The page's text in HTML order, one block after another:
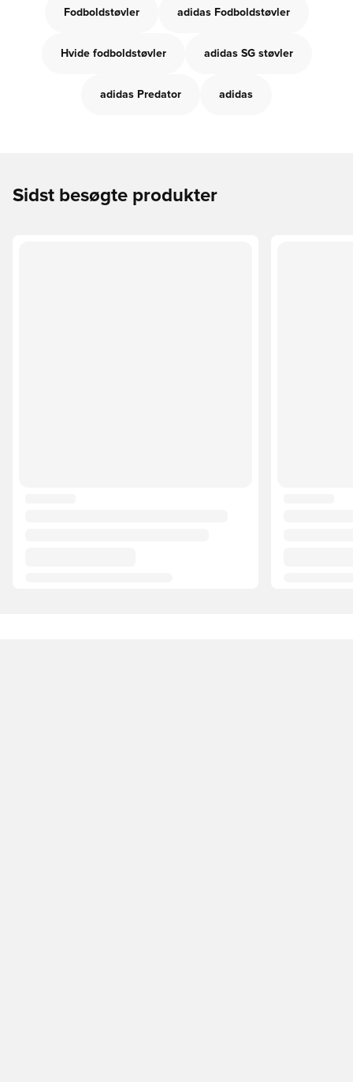
Fodboldstøvler adidas Fodboldstøvler
Hvide fodboldstøvler adidas SG støvler
adidas Predator adidas
Sidst besøgte produkter